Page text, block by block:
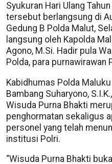
Syukuran Hari Ulang
tersebut berlangsung di
Gedung B Polda Malut,
langsung oleh Kapolda
Agono, M.Si. Hadir pula
Polda, para purnawirawan
Kabidhumas Polda
Bambang Suharyono,
Wisuda Purna Bhakti
penghormatan sekaligus
personel yang telah
institusi Polri.
“Wisuda Purna Bhakti